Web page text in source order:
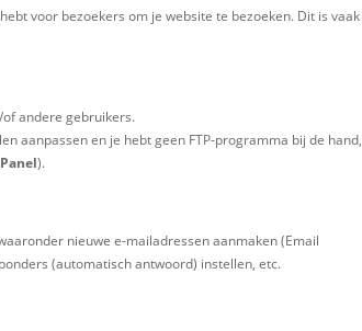
voor bezoekers om je website te bezoeken. Dit is vaak
of andere gebruikers.
aanpassen en je hebt geen FTP-programma bij de hand,
).
nieuwe e-mailadressen aanmaken (Email
(automatisch antwoord) instellen, etc.